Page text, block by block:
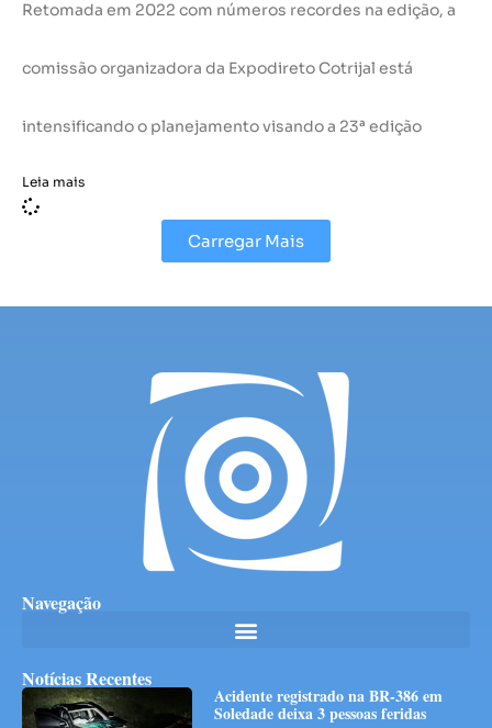
Retomada em 2022 com números recordes na edição, a
comissão organizadora da Expodireto Cotrijal está
intensificando o planejamento visando a 23ª edição
Leia mais
Carregar Mais
Navegação
Notícias Recentes
Acidente registrado na BR-386 em
Soledade deixa 3 pessoas feridas